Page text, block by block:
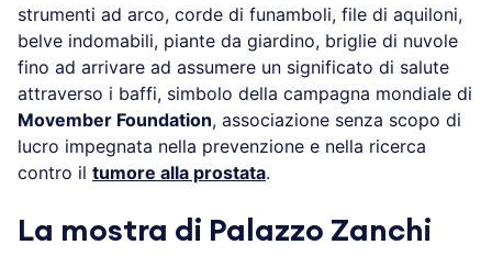
strumenti ad arco, corde di funamboli, file di aquiloni,
belve indomabili, piante da giardino, briglie di nuvole
fino ad arrivare ad assumere un significato di salute
attraverso i baffi, simbolo della campagna mondiale di
Movember Foundation, associazione senza scopo di
lucro impegnata nella prevenzione e nella ricerca
contro il tumore alla prostata.
La mostra di Palazzo Zanchi